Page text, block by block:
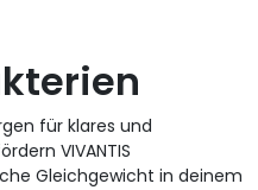
für klares und
VIVANTIS
Gleichgewicht in deinem